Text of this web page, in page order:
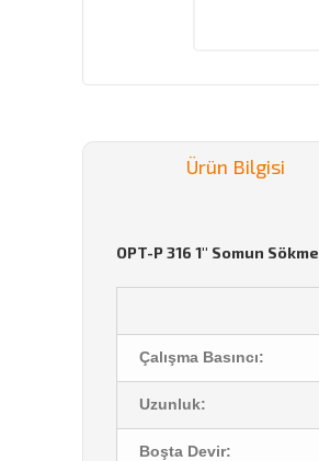
Ürün Bilgisi
OPT-P 316 1'' Somun Sökme
Çalışma Basıncı:
Uzunluk:
Boşta Devir: